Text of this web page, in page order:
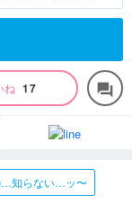
ね 17 forum
…知らない…ッ〜